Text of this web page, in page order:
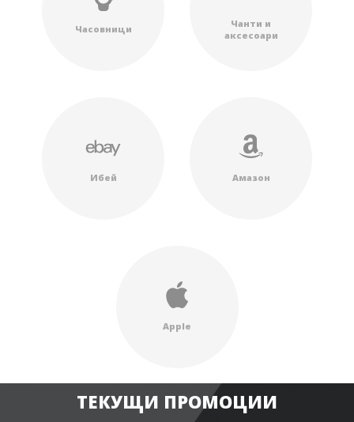
Часовници
Чанти и
аксесоари
Ибей Амазон
Apple
ТЕКУЩИ ПРОМОЦИИ